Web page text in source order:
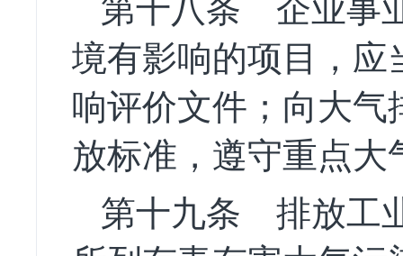
第十八条 企业事
境有影响的项目，应
响评价文件；向大
放标准，遵守重点
第十九条 排放工